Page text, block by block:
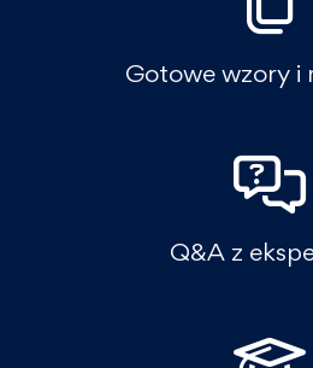
Gotowe wzory i
Q&A z